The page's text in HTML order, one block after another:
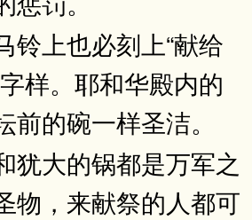
铃上也必刻上“献给
样。耶和华殿内的
前的碗一样圣洁。
犹大的锅都是万军之
物，来献祭的人都可